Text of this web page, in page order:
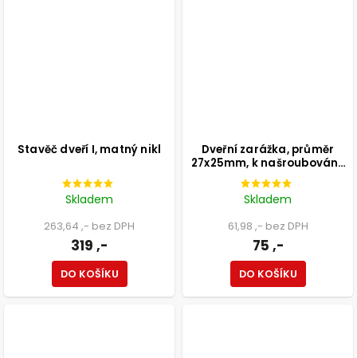
Stavěč dveří I, matný nikl
Skladem
263,64 ,- bez DPH
319 ,-
DO KOŠÍKU
Dveřní zarážka, průměr
27x25mm, k našroubování,
nerez
Skladem
61,98 ,- bez DPH
75 ,-
DO KOŠÍKU